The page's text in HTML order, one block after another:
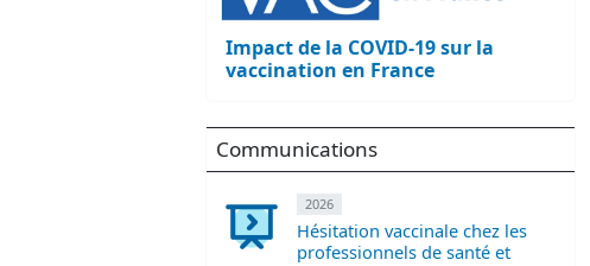
Impact de la COVID-19 sur la
vaccination en France
Communications
2026
Hésitation vaccinale chez les
professionnels de santé et